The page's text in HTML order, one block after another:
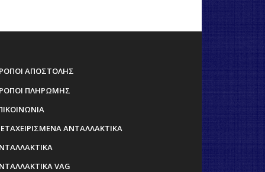
ΑΠΟΣΤΟΛΗΣ
ΠΛΗΡΩΜΗΣ
ΑΝΤΑΛΛΑΚΤΙΚΑ
VAG